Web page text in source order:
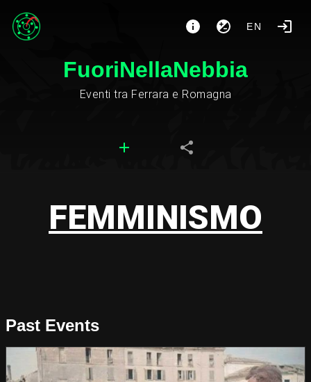
EN
FuoriNellaNebbia
Eventi tra Ferrara e Romagna
FEMMINISMO
Past Events